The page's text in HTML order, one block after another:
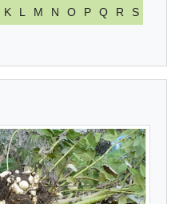
K L M N O P Q R
S